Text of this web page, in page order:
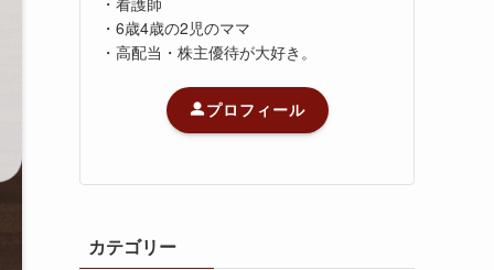
・6歳4歳の2児のママ
・高配当・株主優待が大好き。
プロフィール
カテゴリー